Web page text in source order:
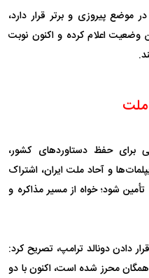
موضع پیروزی و برتر قرار دارد،
وضعیت اعلام کرده و اکنون نوبت
ملت
برای حفظ دستاوردهای کشور،
و آحاد ملت ایران، اشتراک
شود؛ خواه از مسیر مذاکره و
دادن دونالد ترامپ، تصریح کرد:
محرز شده است، اکنون با دو